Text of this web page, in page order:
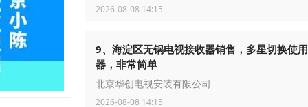
2026-08-08 14:15
9、海淀区无锅电视接收器销售，多星切换使
器，非常简单
北京华创电视安装有限公司
2026-08-08 14:15